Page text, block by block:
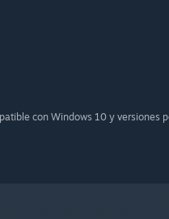
con Windows 10 y versiones